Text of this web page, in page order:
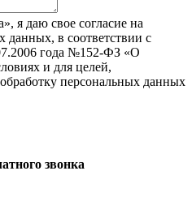
я даю свое согласие на
данных, в соответствии с
года №152-ФЗ «О
и для целей,
персональных данных
звонка